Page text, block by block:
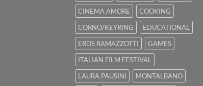
CINEMA AMORE
COOKING
CORNO/KEYRING
EDUCATIONAL
EROS RAMAZZOTTI
GAMES
ITALIAN FILM FESTIVAL
LAURA PAUSINI
MONTALBANO